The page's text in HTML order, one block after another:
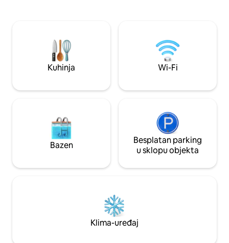
prilagođenim osobama s invaliditetom.
Fleksibilno vrijeme dolaska. Idealno za
savršen boravak u dvoje!
pogledom na
razini poda i WC.
DOZVOLJENI.
plaća
Kuhinja Wi-Fi
Bazen
Besplatan parking
u sklopu objekta
Klima-uređaj